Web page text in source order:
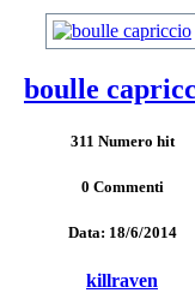
boulle
311 Numero hit
0 Commenti
Data: 18/6/2014
killraven